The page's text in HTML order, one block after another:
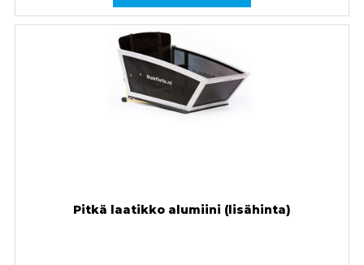
Pitkä laatikko alumiini (lisähinta)